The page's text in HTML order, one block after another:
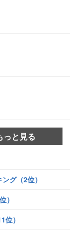
っと見る
グ（2位）
）
）